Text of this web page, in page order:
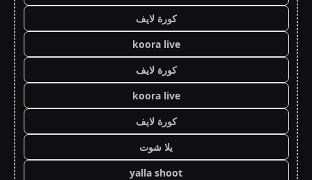
كورة لايف
koora live
كورة لايف
koora live
كورة لايف
يلا شوت
yalla shoot